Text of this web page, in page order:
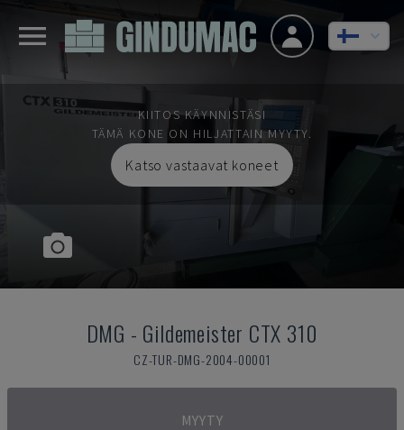
KIITOS KÄYNNISTÄSI
TÄMÄ KONE ON HILJATTAIN MYYTY.
Katso vastaavat koneet
DMG - Gildemeister CTX 310
CZ-TUR-DMG-2004-00001
MYYTY